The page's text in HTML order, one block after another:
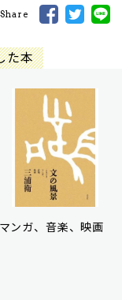
Share
た本
ンガ、音楽、映画